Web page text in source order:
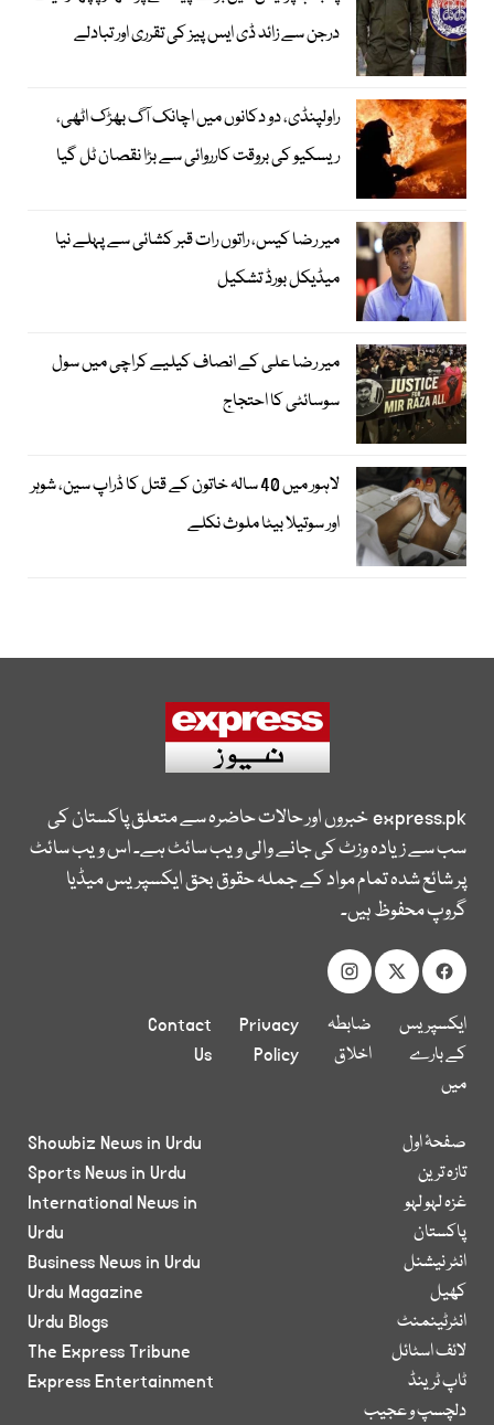
درجن سے زائد ڈی ایس پیز کی تقرری اور تبادلے
راولپنڈی، دو دکانوں میں اچانک آگ بھڑک اٹھی،
ریسکیو کی بروقت کارروائی سے بڑا نقصان ٹل گیا
میر رضا کیس، راتوں رات قبر کشائی سے پہلے نیا
میڈیکل بورڈ تشکیل
میر رضا علی کے انصاف کیلیے کراچی میں سول
سوسائٹی کا احتجاج
لاہور میں 40 سالہ خاتون کے قتل کا ڈراپ سین، شوہر
اور سوتیلا بیٹا ملوث نکلے
express.pkخبروں اور حالات حاضرہ سے متعلق پاکستان کی
سب سے زیادہ وزٹ کی جانے والی ویب سائٹ ہے۔ اس ویب سائٹ
پر شائع شدہ تمام مواد کے جملہ حقوق بحق ایکسپریس میڈیا
گروپ محفوظ ہیں۔
ایکسپریس
کے بارے
میں
ضابطہ
اخلاق
Privacy
Policy
Contact
Us
صفحۂ اول
تازہ ترین
غزہ لہو لہو
پاکستان
انٹر نیشنل
کھیل
انٹرٹینمنٹ
لائف اسٹائل
ٹاپ ٹرینڈ
دلچسپ و عجیب
Showbiz News in Urdu
Sports News in Urdu
International News in
Urdu
Business News in Urdu
Urdu Magazine
Urdu Blogs
The Express Tribune
Express Entertainment